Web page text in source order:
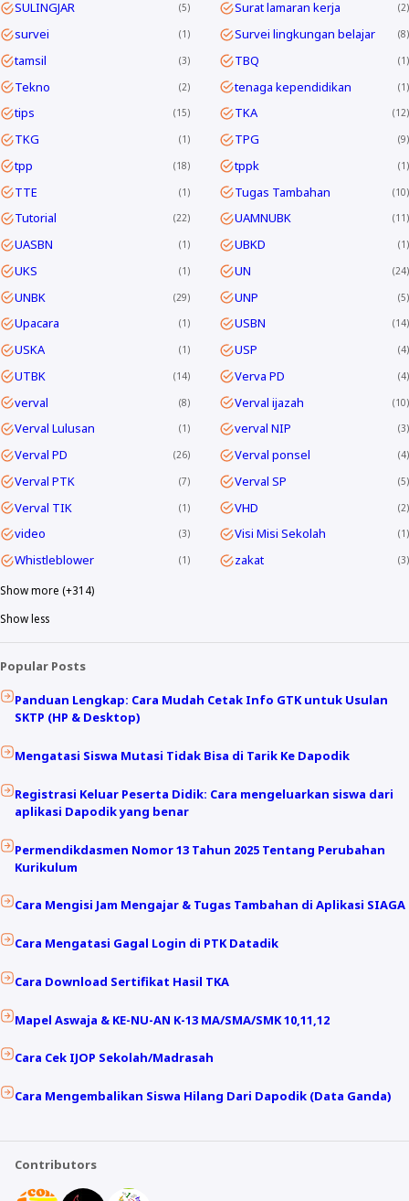
SULINGJAR 5 Surat lamaran kerja 2
survei 1 Survei lingkungan belajar 8
tamsil 3 TBQ 1
Tekno 2 tenaga kependidikan 1
tips 15 TKA 12
TKG 1 TPG 9
tpp 18 tppk 1
TTE 1 Tugas Tambahan 10
Tutorial 22 UAMNUBK 11
UASBN 1 UBKD 1
UKS 1 UN 24
UNBK 29 UNP 5
Upacara 1 USBN 14
USKA 1 USP 4
UTBK 14 Verva PD 4
verval 8 Verval ijazah 10
Verval Lulusan 1 verval NIP 3
Verval PD 26 Verval ponsel 4
Verval PTK 7 Verval SP 5
Verval TIK 1 VHD 2
video 3 Visi Misi Sekolah 1
Whistleblower 1 zakat 3
Show more (+314)
Show less
Popular Posts
Panduan Lengkap: Cara Mudah Cetak Info GTK untuk Usulan
SKTP (HP & Desktop)
Mengatasi Siswa Mutasi Tidak Bisa di Tarik Ke Dapodik
Registrasi Keluar Peserta Didik: Cara mengeluarkan siswa dari
aplikasi Dapodik yang benar
Permendikdasmen Nomor 13 Tahun 2025 Tentang Perubahan
Kurikulum
Cara Mengisi Jam Mengajar & Tugas Tambahan di Aplikasi SIAGA
Cara Mengatasi Gagal Login di PTK Datadik
Cara Download Sertifikat Hasil TKA
Mapel Aswaja & KE-NU-AN K-13 MA/SMA/SMK 10,11,12
Cara Cek IJOP Sekolah/Madrasah
Cara Mengembalikan Siswa Hilang Dari Dapodik (Data Ganda)
Contributors